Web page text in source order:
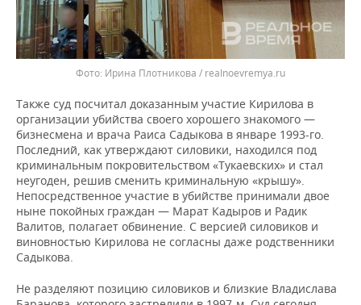
Ирина Плотникова / realnoevremya.ru
Также суд посчитал доказанным участие Кирилова в
организации убийства своего хорошего знакомого —
бизнесмена и врача Раиса Садыкова в январе 1993-го.
Последний, как утверждают силовики, находился под
криминальным покровительством «Тукаевских» и стал
неугоден, решив сменить криминальную «крышу».
Непосредственное участие в убийстве принимали двое
ныне покойных граждан — Марат Кадыров и Радик
Валитов, полагает обвинение. С версией силовиков и
виновностью Кирилова не согласны даже родственники
Садыкова.
Не разделяют позицию силовиков и близкие Владислава